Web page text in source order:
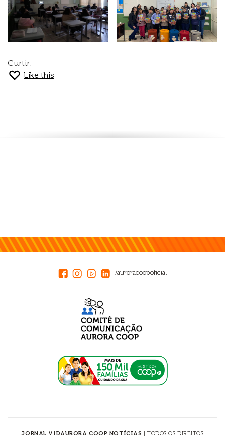
Curtir:
Like this
/auroracoopoficial
JORNAL VIDAURORA COOP NOTÍCIAS | TODOS OS DIREITOS